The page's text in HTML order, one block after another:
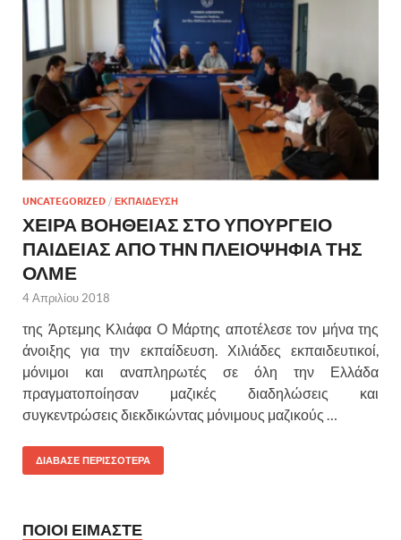
UNCATEGORIZED / ΕΚΠΑΙΔΕΥΣΗ
ΧΕΙΡΑ ΒΟΗΘΕΙΑΣ ΣΤΟ ΥΠΟΥΡΓΕΙΟ
ΠΑΙΔΕΙΑΣ ΑΠΟ ΤΗΝ ΠΛΕΙΟΨΗΦΙΑ ΤΗΣ
ΟΛΜΕ
4 Απριλίου 2018
της Άρτεμης Κλιάφα Ο Μάρτης αποτέλεσε τον μήνα της
άνοιξης για την εκπαίδευση. Χιλιάδες εκπαιδευτικοί,
μόνιμοι και αναπληρωτές σε όλη την Ελλάδα
πραγματοποίησαν μαζικές διαδηλώσεις και
συγκεντρώσεις διεκδικώντας μόνιμους μαζικούς …
ΔΙΑΒΑΣΕ ΠΕΡΙΣΣΟΤΕΡΑ
ΠΟΙΟΙ ΕΙΜΑΣΤΕ